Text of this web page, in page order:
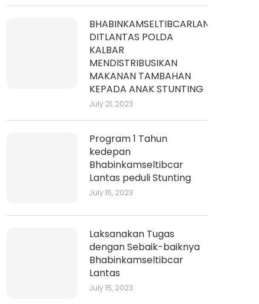
BHABINKAMSELTIBCARLANTAS
DITLANTAS POLDA
KALBAR
MENDISTRIBUSIKAN
MAKANAN TAMBAHAN
KEPADA ANAK STUNTING
July 21, 2023
Program 1 Tahun
kedepan
Bhabinkamseltibcar
Lantas peduli Stunting
July 15, 2023
Laksanakan Tugas
dengan Sebaik-baiknya
Bhabinkamseltibcar
Lantas
July 15, 2023